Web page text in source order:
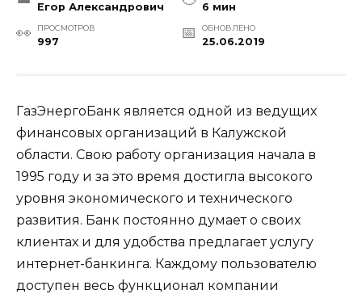
Егор Александрович 6 мин
ПРОСМОТРОВ
997
ОБНОВЛЕНО
25.06.2019
ГазЭнергоБанк является одной из ведущих
финансовых организаций в Калужской
области. Свою работу организация начала в
1995 году и за это время достигла высокого
уровня экономического и технического
развития. Банк постоянно думает о своих
клиентах и для удобства предлагает услугу
интернет-банкинга. Каждому пользователю
доступен весь функционал компании